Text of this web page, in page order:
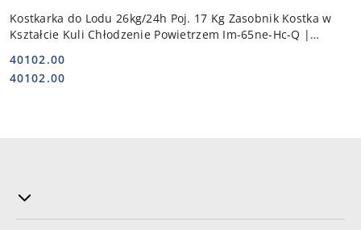
Kostkarka do Lodu 26kg/24h Poj. 17 Kg Zasobnik Kostka w
Kształcie Kuli Chłodzenie Powietrzem Im-65ne-Hc-Q |
Cena:
40102.00
Cena:
40102.00